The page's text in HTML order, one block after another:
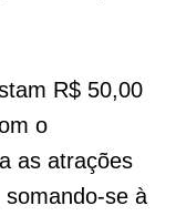
R$ 50,00
o
as atrações
somando-se à